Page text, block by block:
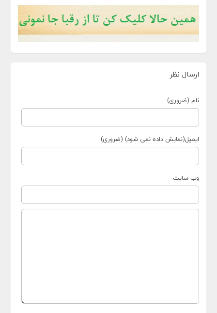
ارسال نظر
نام (ضروری)
ایمیل(نمایش داده نمی شود) (ضروری)
وب سایت